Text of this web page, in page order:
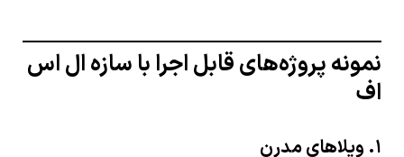
نمونه پروژه‌های قابل اجرا با سازه ال اس
اف
۱. ویلاهای مدرن